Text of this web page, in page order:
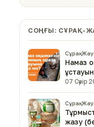
СОҢҒЫ: СҰРАҚ-
Сұрақ-
Намаз
07 Сәуір
Сұрақ-
жазу